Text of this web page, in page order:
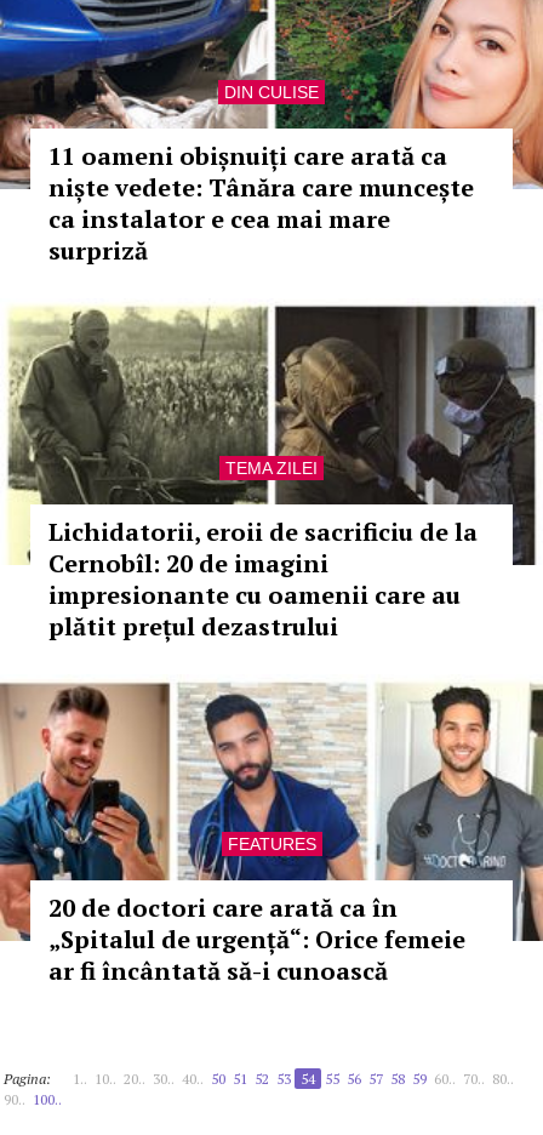
DIN CULISE
11 oameni obișnuiți care arată ca
niște vedete: Tânăra care muncește
ca instalator e cea mai mare
surpriză
TEMA ZILEI
Lichidatorii, eroii de sacrificiu de la
Cernobîl: 20 de imagini
impresionante cu oamenii care au
plătit prețul dezastrului
FEATURES
20 de doctori care arată ca în
„Spitalul de urgență“: Orice femeie
ar fi încântată să-i cunoască
Pagina: 1.. 10.. 20.. 30.. 40.. 50 51 52 53 54 55 56 57 58 59 60.. 70.. 80..
90.. 100..